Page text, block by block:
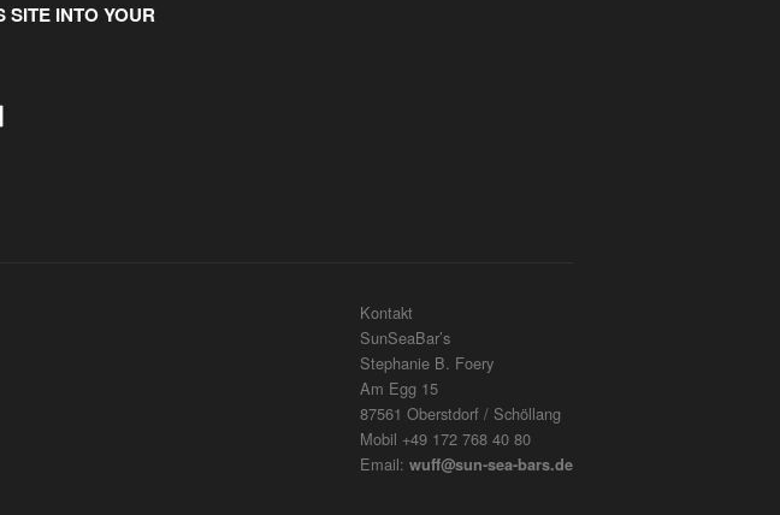
SITE INTO YOUR
Kontakt
SunSeaBar’s
Stephanie B. Foery
Am Egg 15
87561 Oberstdorf / Schöllang
Mobil +49 172 768 40 80
Email: wuff@sun-sea-bars.de